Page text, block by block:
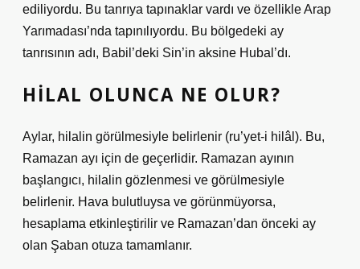
ediliyordu. Bu tanrıya tapınaklar vardı ve özellikle Arap
Yarımadası’nda tapınılıyordu. Bu bölgedeki ay
tanrısının adı, Babil’deki Sin’in aksine Hubal’dı.
HILAL OLUNCA NE OLUR?
Aylar, hilalin görülmesiyle belirlenir (ru’yet-i hilâl). Bu,
Ramazan ayı için de geçerlidir. Ramazan ayının
başlangıcı, hilalin gözlenmesi ve görülmesiyle
belirlenir. Hava bulutluysa ve görünmüyorsa,
hesaplama etkinleştirilir ve Ramazan’dan önceki ay
olan Şaban otuza tamamlanır.